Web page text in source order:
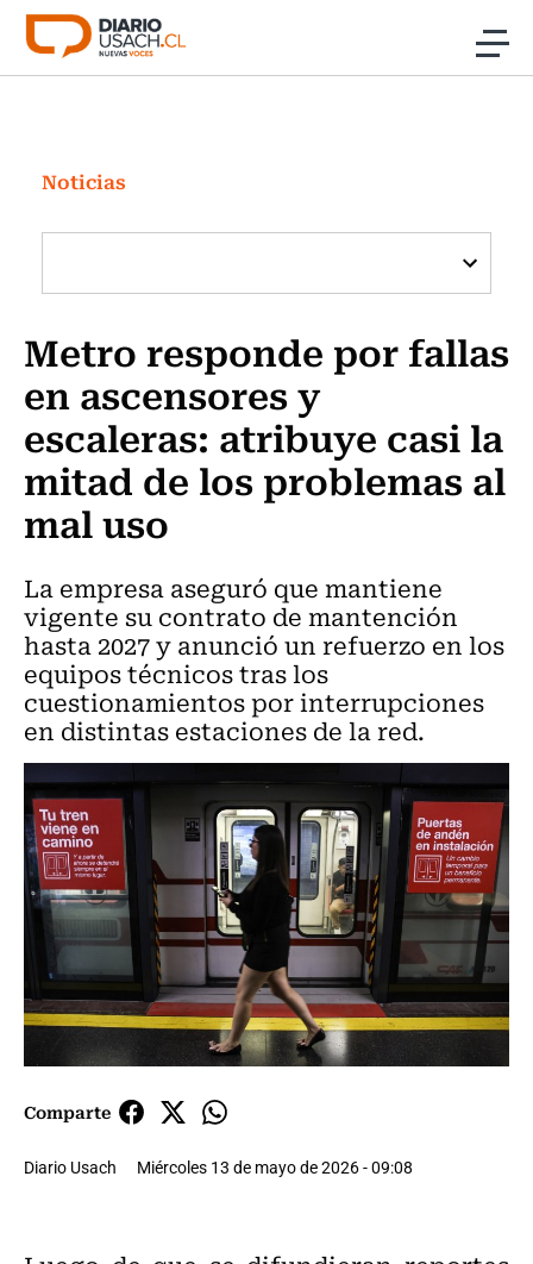
Click acá para ir directamente al contenido
Investigación
Cultura
Programas Radio y TV Usach
Noticias
Metro responde por fallas
en ascensores y
escaleras: atribuye casi la
mitad de los problemas al
mal uso
La empresa aseguró que mantiene
vigente su contrato de mantención
hasta 2027 y anunció un refuerzo en los
equipos técnicos tras los
cuestionamientos por interrupciones
en distintas estaciones de la red.
Comparte
Diario Usach Miércoles 13 de mayo de 2026 - 09:08